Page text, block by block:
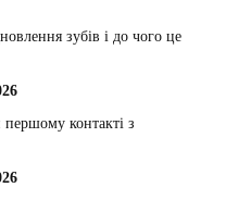
зубів і до чого це
контакті з